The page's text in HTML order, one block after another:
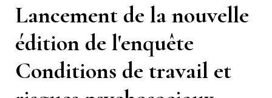
Lancement de la nouvelle
édition de l'enquête
Conditions de travail et